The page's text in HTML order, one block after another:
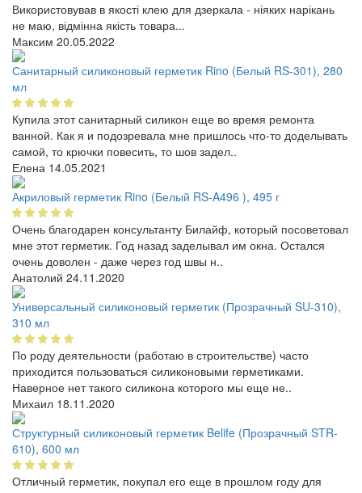
Використовував в якості клею для дзеркала - ніяких нарікань
не маю, відмінна якість товара...
Максим 20.05.2022
Санитарный силиконовый герметик Rino (Белый RS-301), 280
мл
Купила этот санитарный силикон еще во время ремонта
ванной. Как я и подозревала мне пришлось что-то доделывать
самой, то крючки повесить, то шов задел..
Елена 14.05.2021
Акриловый герметик Rino (Белый RS-A496 ), 495 г
Очень благодарен консультанту Билайф, который посоветовал
мне этот герметик. Год назад заделывал им окна. Остался
очень доволен - даже через год швы н..
Анатолий 24.11.2020
Универсальный силиконовый герметик (Прозрачный SU-310),
310 мл
По роду деятельности (работаю в строительстве) часто
приходится пользоваться силиконовыми герметиками.
Наверное нет такого силикона которого мы еще не..
Михаил 18.11.2020
Структурный силиконовый герметик Belife (Прозрачный STR-
610), 600 мл
Отличный герметик, покупал его еще в прошлом году для